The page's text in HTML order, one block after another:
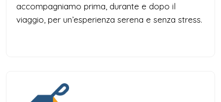
accompagniamo prima, durante e dopo il
viaggio, per un’esperienza serena e senza stress.